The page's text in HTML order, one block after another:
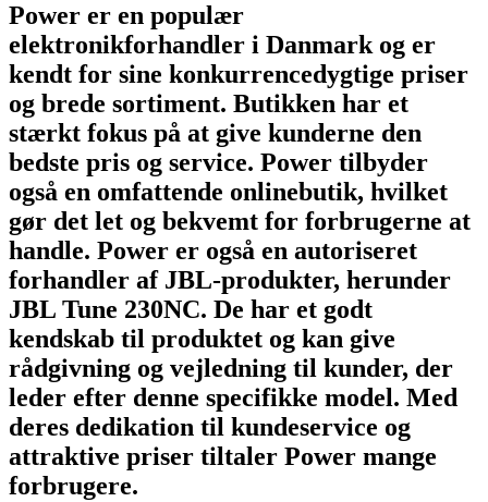
Power er en populær
elektronikforhandler i Danmark og er
kendt for sine konkurrencedygtige priser
og brede sortiment. Butikken har et
stærkt fokus på at give kunderne den
bedste pris og service. Power tilbyder
også en omfattende onlinebutik, hvilket
gør det let og bekvemt for forbrugerne at
handle. Power er også en autoriseret
forhandler af JBL-produkter, herunder
JBL Tune 230NC. De har et godt
kendskab til produktet og kan give
rådgivning og vejledning til kunder, der
leder efter denne specifikke model. Med
deres dedikation til kundeservice og
attraktive priser tiltaler Power mange
forbrugere.